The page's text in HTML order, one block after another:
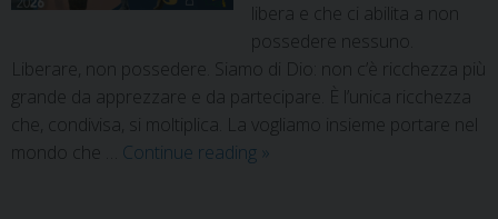
libera e che ci abilita a non
possedere nessuno.
Liberare, non possedere. Siamo di Dio: non c’è ricchezza più
grande da apprezzare e da partecipare. È l’unica ricchezza
che, condivisa, si moltiplica. La vogliamo insieme portare nel
mondo che … Continue reading »